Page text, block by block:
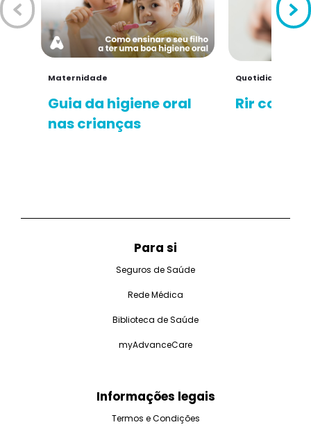
Maternidade
Guia da higiene oral
nas crianças
Quotidiano
Rir com
Para si
Seguros de Saúde
Rede Médica
Biblioteca de Saúde
myAdvanceCare
Informações legais
Termos e Condições